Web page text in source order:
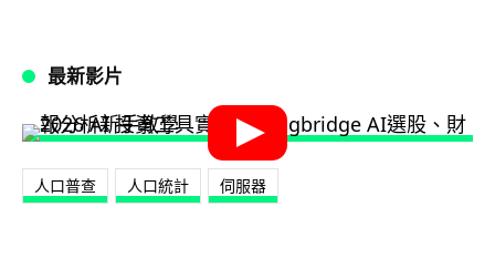
最新影片
人口普查 人口統計 伺服器